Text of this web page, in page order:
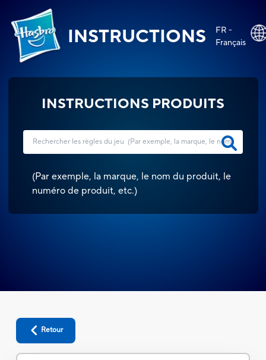
INSTRUCTIONS
FR -
Français
INSTRUCTIONS PRODUITS
(Par exemple, la marque, le nom du produit, le
numéro de produit, etc.)
Retour